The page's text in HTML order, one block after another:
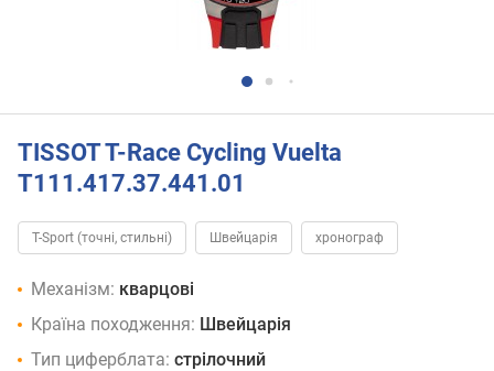
TISSOT T-Race Cycling Vuelta
T111.417.37.441.01
T-Sport (точні, стильні) Швейцарія хронограф
Механізм: кварцові
Країна походження: Швейцарія
Тип циферблата: стрілочний